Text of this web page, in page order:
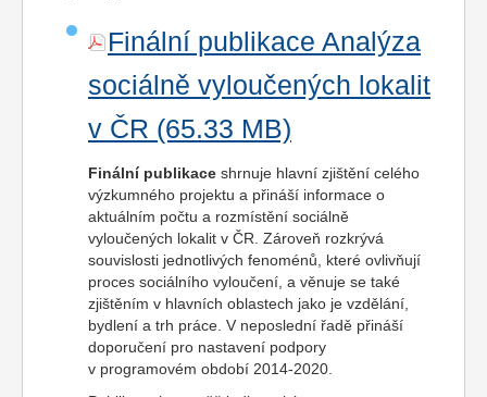
Finální publikace Analýza
sociálně vyloučených lokalit
v ČR
Finální publikace shrnuje hlavní zjištění celého
výzkumného projektu a přináší informace o
aktuálním počtu a rozmístění sociálně
vyloučených lokalit v ČR. Zároveň rozkrývá
souvislosti jednotlivých fenoménů, které ovlivňují
proces sociálního vyloučení, a věnuje se také
zjištěním v hlavních oblastech jako je vzdělání,
bydlení a trh práce. V neposlední řadě přináší
doporučení pro nastavení podpory
v programovém období 2014-2020.